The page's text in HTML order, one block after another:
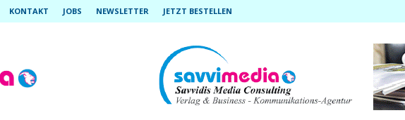
KONTAKT JOBS NEWSLETTER JETZT BESTELLEN